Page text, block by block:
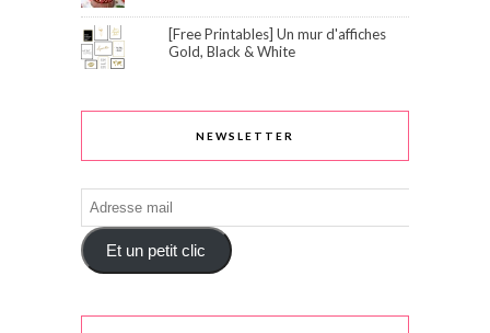
[Free Printables] Un mur d'affiches
Gold, Black & White
NEWSLETTER
Adresse
mail
Et un petit clic